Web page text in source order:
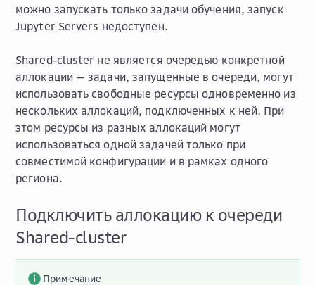
можно запускать только задачи обучения, запуск
Jupyter Servers недоступен.
Shared-cluster не является очередью конкретной
аллокации — задачи, запущенные в очереди, могут
использовать свободные ресурсы одновременно из
нескольких аллокаций, подключенных к ней. При
этом ресурсы из разных аллокаций могут
использоваться одной задачей только при
совместимой конфигурации и в рамках одного
региона.
Подключить аллокацию к очереди
Shared-cluster
Примечание